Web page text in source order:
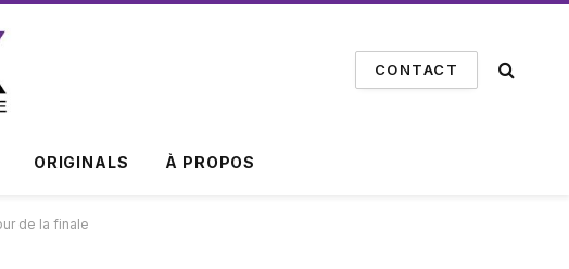
CONTACT
ORIGINALS À PROPOS
de la finale